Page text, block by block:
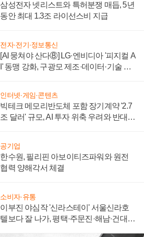
삼성전자 넷리스트와 특허분쟁 매듭, 5년
동안 최대 1.3조 라이선스비 지급
전자·전기·정보통신
[AI 뭉쳐야 산다⑧] LG·엔비디아 '피지컬 A
I' 동맹 강화, 구광모 제조·데이터·기술 결
인터넷·게임·콘텐츠
빅테크 메모리반도체 포함 장기계약 '2.7
조 달러' 규모, AI 투자 위축 우려와 반대
공기업
한수원, 필리핀 아보이티즈파워와 원전
협력 양해각서 체결
소비자·유통
이부진 야심작 '신라스테이' 서울신라호
텔보다 잘 나가, 평택·주문진·해남·건대로